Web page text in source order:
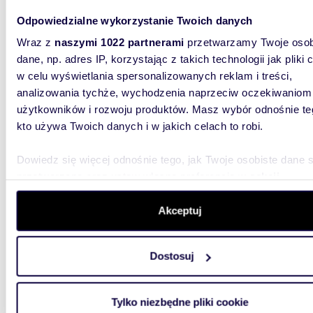
Odpowiedzialne wykorzystanie Twoich danych
Wraz z naszymi 1022 partnerami przetwarzamy Twoje
dane, np. adres IP, korzystając z takich technologii jak pliki
w celu wyświetlania spersonalizowanych reklam i treści,
analizowania tychże, wychodzenia naprzeciw oczekiwaniom
użytkowników i rozwoju produktów. Masz wybór odnośnie
kto używa Twoich danych i w jakich celach to robi.
Dowiedz się więcej odnośnie tego, jak Twoje osobiste dane
szczegółów. W Deklaracji plików cookie możesz zmienić
wycofać swoją zgodę w dowolnej chwili.
aby oferować funkcje społecznościowe i analizować ruch w
witrynie. Informacje o tym, jak korzystasz z naszej witryny,
analitycznym. Partnerzy mogą połączyć te informacje z
Akceptuj
Dostosuj
Tylko niezbędne pliki cookie
24,30
408
1-